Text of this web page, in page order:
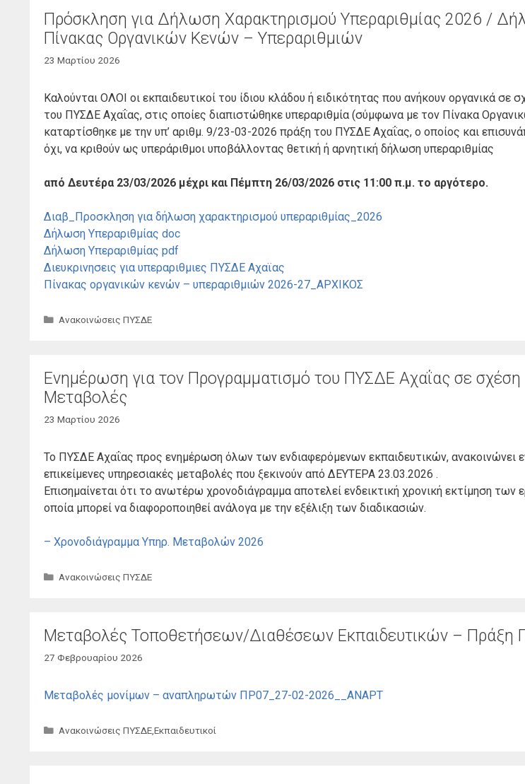
Πρόσκληση για Δήλωση Χαρακτηρισμού Υπεραριθμίας 2026 /
Πίνακας Οργανικών Κενών – Υπεραριθμιών
23 Μαρτίου 2026
Καλούνται ΟΛΟΙ οι εκπαιδευτικοί του ίδιου κλάδου ή ειδικότητας που ανήκουν οργανικά σε
του ΠΥΣΔΕ Αχαΐας, στις οποίες διαπιστώθηκε υπεραριθμία (σύμφωνα με τον Πίνακα
καταρτίσθηκε με την υπ’ αριθμ. 9/23-03-2026 πράξη του ΠΥΣΔΕ Αχαΐας, ο οποίος και
όχι, να κριθούν ως υπεράριθμοι υποβάλλοντας θετική ή αρνητική δήλωση υπεραριθμίας
από Δευτέρα 23/03/2026 μέχρι και Πέμπτη 26/03/2026 στις 11:00 π.μ. το αργότερο.
Διαβ_Προσκληση για δήλωση χαρακτηρισμού υπεραριθμίας_2026
Δήλωση Υπεραριθμίας doc
Δήλωση Υπεραριθμίας pdf
Διευκρινησεις για υπεραριθμιες ΠΥΣΔΕ Αχαϊας
Πίνακας οργανικών κενών – υπεραριθμιών 2026-27_ΑΡΧΙΚΟΣ
Κατηγορίες
Ανακοινώσεις ΠΥΣΔΕ
Ενημέρωση για τον Προγραμματισμό του ΠΥΣΔΕ Αχαΐας σε σχέση
Μεταβολές
23 Μαρτίου 2026
Το ΠΥΣΔΕ Αχαΐας προς ενημέρωση όλων των ενδιαφερόμενων εκπαιδευτικών, ανακοινώνει
επικείμενες υπηρεσιακές μεταβολές που ξεκινούν από ΔΕΥΤΕΡΑ 23.03.2026 .
Επισημαίνεται ότι το ανωτέρω χρονοδιάγραμμα αποτελεί ενδεικτική χρονική εκτίμηση των
οποία μπορεί να διαφοροποιηθεί ανάλογα με την εξέλιξη των διαδικασιών.
– Χρονοδιάγραμμα Υπηρ. Μεταβολών 2026
Κατηγορίες
Ανακοινώσεις ΠΥΣΔΕ
Μεταβολές Τοποθετήσεων/Διαθέσεων Εκπαιδευτικών –
27 Φεβρουαρίου 2026
Μεταβολές μονίμων – αναπληρωτών ΠΡ07_27-02-2026__ΑΝΑΡΤ
Κατηγορίες
Ανακοινώσεις ΠΥΣΔΕ,Εκπαιδευτικοί